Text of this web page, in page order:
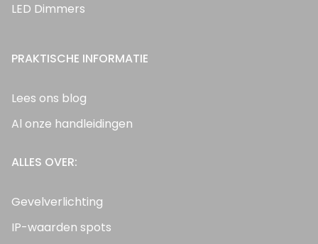
LED Dimmers
PRAKTISCHE INFORMATIE
Lees ons blog
Al onze handleidingen
ALLES OVER:
Gevelverlichting
IP-waarden spots